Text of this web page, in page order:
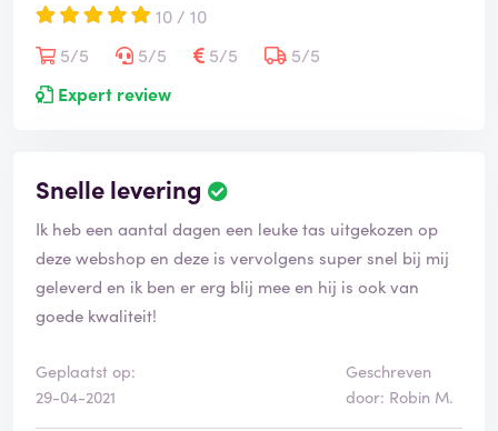
10 / 10
5/5
5/5 5/5
5/5
Expert review
Snelle levering
Ik heb een aantal dagen een leuke tas uitgekozen op
deze webshop en deze is vervolgens super snel bij mij
geleverd en ik ben er erg blij mee en hij is ook van
goede kwaliteit!
Geplaatst op:
29-04-2021
Geschreven
door: Robin M.